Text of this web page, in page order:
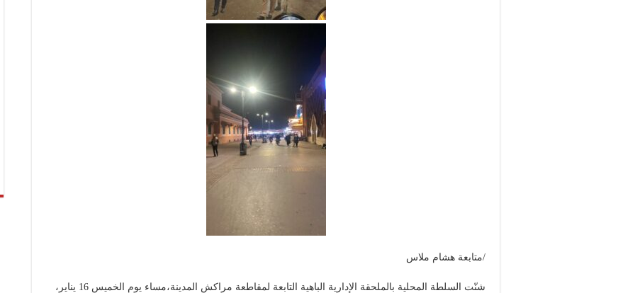
/متابعة هشام ملاس
شنّت السلطة المحلية بالملحقة الإدارية الباهية التابعة لمقاطعة مراكش المدينة،مساء يوم الخميس 16 يناير،